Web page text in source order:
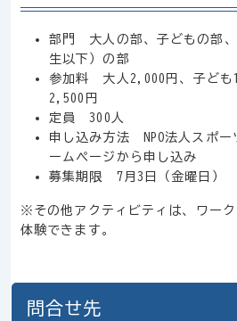
部門 大人の部、子どもの部
生以下）の部
参加料 大人2,000円、子ども
2,500円
定員 300人
申し込み方法 NPO法人スポー
ームページから申し込み
募集期限 7月3日（金曜日）
※その他アクティビティは、ワー
体験できます。
問合せ先